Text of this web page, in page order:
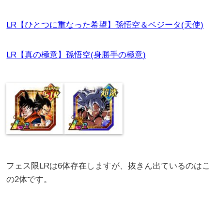
LR【ひとつに重なった希望】孫悟空＆ベジータ(天使)
LR【真の極意】孫悟空(身勝手の極意)
フェス限LRは6体存在しますが、抜きん出ているのはこ
の2体です。